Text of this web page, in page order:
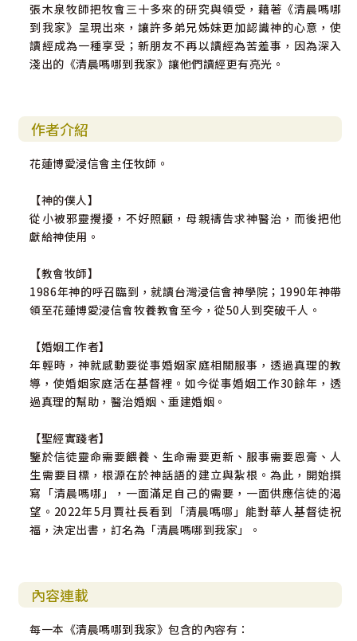
張木泉牧師把牧會三十多來的研究與領受，藉著《清晨嗎哪
到我家》呈現出來，讓許多弟兄姊妹更加認識神的心意，使
讀經成為一種享受；新朋友不再以讀經為苦差事，因為深入
淺出的《清晨嗎哪到我家》讓他們讀經更有亮光。
作者介紹
花蓮博愛浸信會主任牧師。
【神的僕人】
從小被邪靈攪擾，不好照顧，母親禱告求神醫治，而後把他
獻給神使用。
【教會牧師】
1986年神的呼召臨到，就讀台灣浸信會神學院；1990年神帶
領至花蓮博愛浸信會牧養教會至今，從50人到突破千人。
【婚姻工作者】
年輕時，神就感動要從事婚姻家庭相關服事，透過真理的教
導，使婚姻家庭活在基督裡。如今從事婚姻工作30餘年，透
過真理的幫助，醫治婚姻、重建婚姻。
【聖經實踐者】
鑒於信徒靈命需要餵養、生命需要更新、服事需要恩膏、人
生需要目標，根源在於神話語的建立與紮根。為此，開始撰
寫「清晨嗎哪」，一面滿足自己的需要，一面供應信徒的渴
望。2022年5月賈社長看到「清晨嗎哪」能對華人基督徒祝
福，決定出書，訂名為「清晨嗎哪到我家」。
內容連載
每一本《清晨嗎哪到我家》包含的內容有：